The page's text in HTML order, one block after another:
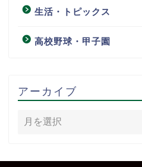
生活・トピックス
高校野球・甲子園
アーカイブ